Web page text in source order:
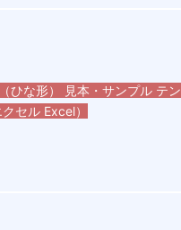
ひな形） 見本・サンプル テ
セル Excel）